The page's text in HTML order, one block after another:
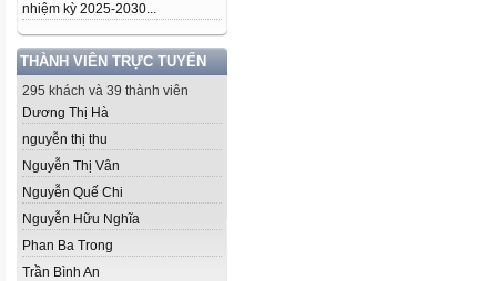
nhiệm kỳ 2025-2030...
THÀNH VIÊN TRỰC TUYẾN
295 khách và 39 thành viên
Dương Thị Hà
nguyễn thị thu
Nguyễn Thị Vân
Nguyễn Quế Chi
Nguyễn Hữu Nghĩa
Phan Ba Trong
Trần Bình An